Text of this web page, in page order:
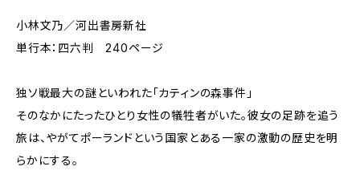
小林文乃／河出書房新社
単行本：四六判 240ページ
独ソ戦最大の謎といわれた「カティンの森事件」
そのなかにたったひとり女性の犠牲者がいた。彼女の足跡を追う
旅は、やがてポーランドという国家とある一家の激動の歴史を明
らかにする。